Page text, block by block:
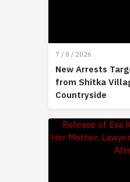
7 / 8 / 2026
New Arrests
from Shitka
Countryside